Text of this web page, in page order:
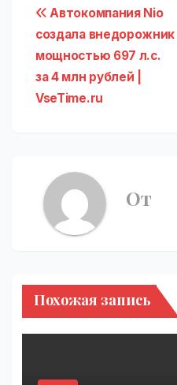
Навигация
по
записям
Автокомпания Nio
создала внедорожник
мощностью 697 л.с.
за 4 млн рублей |
VseTime.ru
От
Похожая запись